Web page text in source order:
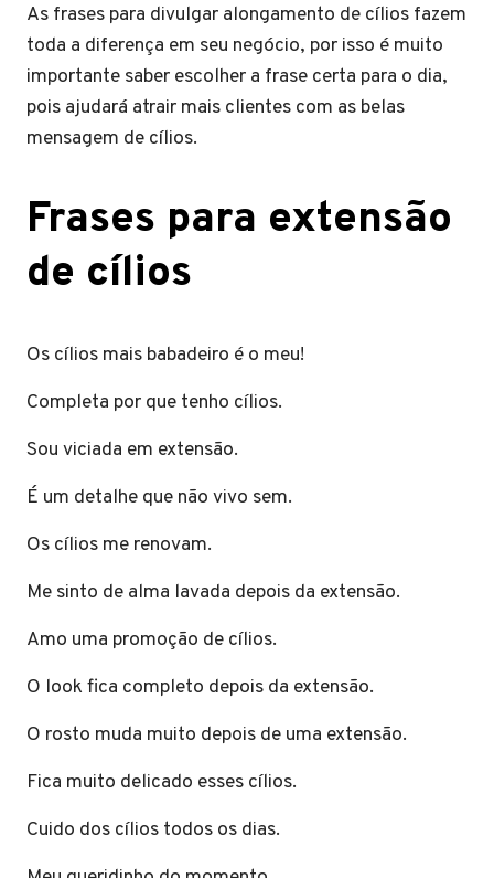
As frases para divulgar alongamento de cílios fazem
toda a diferença em seu negócio, por isso é muito
importante saber escolher a frase certa para o dia,
pois ajudará atrair mais clientes com as belas
mensagem de cílios.
Frases para extensão
de cílios
Os cílios mais babadeiro é o meu!
Completa por que tenho cílios.
Sou viciada em extensão.
É um detalhe que não vivo sem.
Os cílios me renovam.
Me sinto de alma lavada depois da extensão.
Amo uma promoção de cílios.
O look fica completo depois da extensão.
O rosto muda muito depois de uma extensão.
Fica muito delicado esses cílios.
Cuido dos cílios todos os dias.